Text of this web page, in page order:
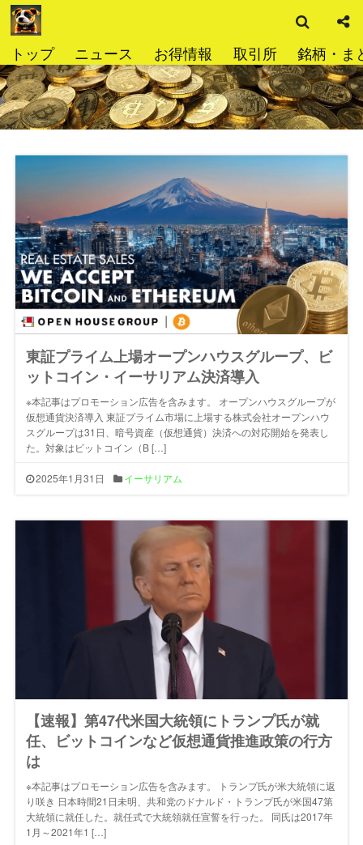
コ
ン
ン
ツ
へ
ス
トップ ニュース お得情報 取引所 銘柄・ま
索
東証プライム上場オープンハウスグループ、ビ
ットコイン・イーサリアム決済導入
※本記事はプロモーション広告を含みます。 オープンハウスグループが
仮想通貨決済導入 東証プライム市場に上場する株式会社オープンハウ
スグループは31日、暗号資産（仮想通貨）決済への対応開始を発表し
た。対象はビットコイン（B […]
2025年1月31日 イーサリアム
【速報】第47代米国大統領にトランプ氏が就
任、ビットコインなど仮想通貨推進政策の行方
は
※本記事はプロモーション広告を含みます。 トランプ氏が米大統領に返
り咲き 日本時間21日未明、共和党のドナルド・トランプ氏が米国47第
大統領に就任した。就任式で大統領就任宣誓を行った。 同氏は2017年
1月～2021年1 […]